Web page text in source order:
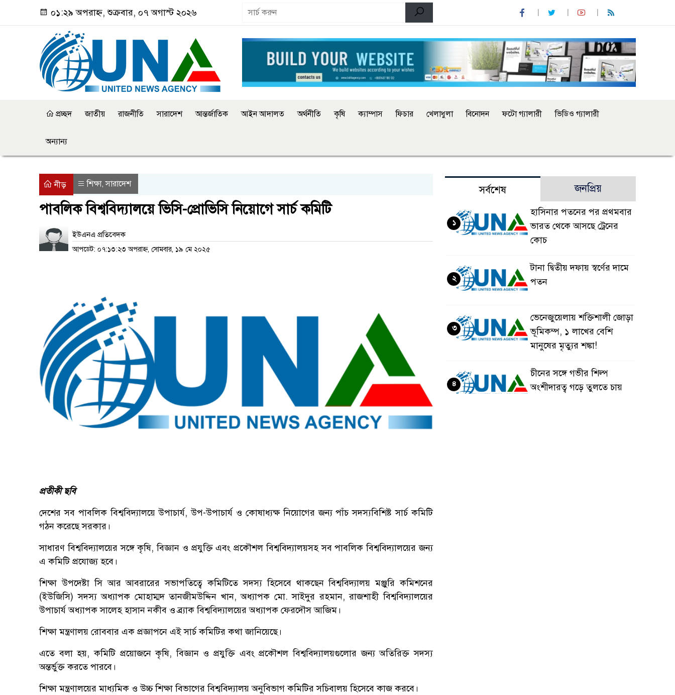
০১:২৯ অপরাহ্ন, শুক্রবার, ০৭ অগাস্ট ২০২৬
প্রচ্ছদ জাতীয় রাজনীতি সারাদেশ আন্তর্জাতিক আইন আদালত অর্থনীতি কৃষি ক্যাম্পাস ফিচার খেলাধুলা বিনোদন ফটো গ্যালারী ভিডিও গ্যালারী
অন্যান্য
নীড় শিক্ষা,সারাদেশ
পাবলিক বিশ্ববিদ্যালয়ে ভিসি-প্রোভিসি নিয়োগে সার্চ কমিটি
ইউএনএ প্রতিবেদক
আপডেট: ০৭:১৩:২৩ অপরাহ্ন, সোমবার, ১৯ মে ২০২৫
প্রতীকী ছবি
দেশের সব পাবলিক বিশ্ববিদ্যালয়ে উপাচার্য, উপ-উপাচার্য ও কোষাধ্যক্ষ নিয়োগের জন্য পাঁচ সদস্যবিশিষ্ট সার্চ কমিটি
গঠন করেছে সরকার।
সাধারণ বিশ্ববিদ্যালয়ের সঙ্গে কৃষি, বিজ্ঞান ও প্রযুক্তি এবং প্রকৌশল বিশ্ববিদ্যালয়সহ সব পাবলিক বিশ্ববিদ্যালয়ের জন্য
এ কমিটি প্রযোজ্য হবে।
শিক্ষা উপদেষ্টা সি আর আবরারের সভাপতিত্বে কমিটিতে সদস্য হিসেবে থাকছেন বিশ্ববিদ্যালয় মঞ্জুরি কমিশনের
(ইউজিসি) সদস্য অধ্যাপক মোহাম্মদ তানজীমউদ্দিন খান, অধ্যাপক মো. সাইদুর রহমান, রাজশাহী বিশ্ববিদ্যালয়ের
উপাচার্য অধ্যাপক সালেহ হাসান নকীব ও ব্র্যাক বিশ্ববিদ্যালয়ের অধ্যাপক ফেরদৌস আজিম।
শিক্ষা মন্ত্রণালয় রোববার এক প্রজ্ঞাপনে এই সার্চ কমিটির কথা জানিয়েছে।
এতে বলা হয়, কমিটি প্রয়োজনে কৃষি, বিজ্ঞান ও প্রযুক্তি এবং প্রকৌশল বিশ্ববিদ্যালয়গুলোর জন্য অতিরিক্ত সদস্য
অন্তর্ভুক্ত করতে পারবে।
শিক্ষা মন্ত্রণালয়ের মাধ্যমিক ও উচ্চ শিক্ষা বিভাগের বিশ্ববিদ্যালয় অনুবিভাগ কমিটির সচিবালয় হিসেবে কাজ করবে।
সর্বশেষ জনপ্রিয়
হাসিনার পতনের পর প্রথমবার
ভারত থেকে আসছে ট্রেনের
কোচ
১
টানা দ্বিতীয় দফায় স্বর্ণের দামে
পতন
২
ভেনেজুয়েলায় শক্তিশালী জোড়া
ভূমিকম্প, ১ লাখের বেশি
মানুষের মৃত্যুর শঙ্কা!
৩
চীনের সঙ্গে গভীর শিল্প
অংশীদারত্ব গড়ে তুলতে চায়
৪